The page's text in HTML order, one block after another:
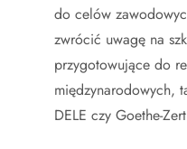
do celów
zwrócić uwagę na
przygotowujące do
międzynarodowych,
DELE czy Goethe-